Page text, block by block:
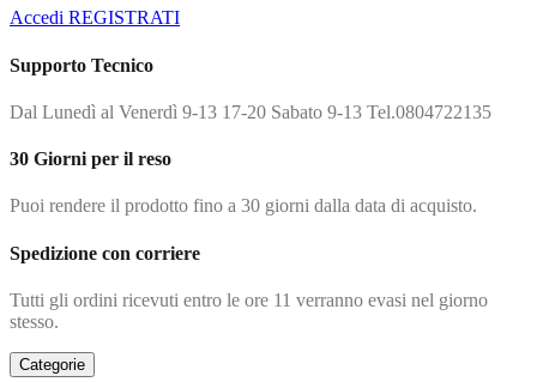
Accedi REGISTRATI
Supporto Tecnico
Dal Lunedì al Venerdì 9-13 17-20 Sabato 9-13 Tel.0804722135
30 Giorni per il reso
Puoi rendere il prodotto fino a 30 giorni dalla data di acquisto.
Spedizione con corriere
Tutti gli ordini ricevuti entro le ore 11 verranno evasi nel giorno
stesso.
Categorie